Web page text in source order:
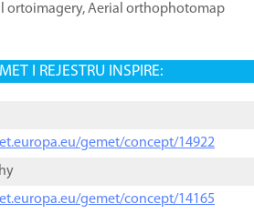
ortoimagery,Aerial orthophotomap
I REJESTRU INSPIRE:
gemet/concept/14922
gemet/concept/14165